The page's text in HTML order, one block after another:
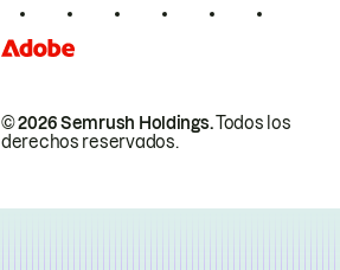
© 2026 Semrush Holdings.Todos los
derechos reservados.